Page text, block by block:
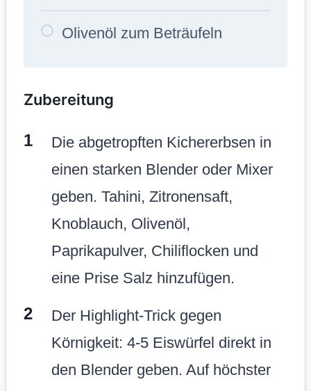
Olivenöl zum Beträufeln
Zubereitung
Die abgetropften Kichererbsen in
einen starken Blender oder Mixer
geben. Tahini, Zitronensaft,
Knoblauch, Olivenöl,
Paprikapulver, Chiliflocken und
eine Prise Salz hinzufügen.
Der Highlight-Trick gegen
Körnigkeit: 4-5 Eiswürfel direkt in
den Blender geben. Auf höchster